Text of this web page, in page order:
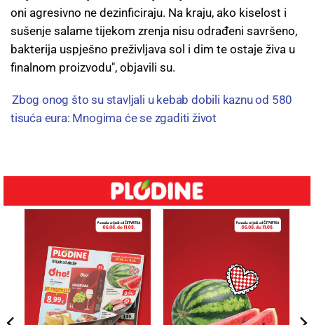
oni agresivno ne dezinficiraju. Na kraju, ako kiselost i
sušenje salame tijekom zrenja nisu odrađeni savršeno,
bakterija uspješno preživljava sol i dim te ostaje živa u
finalnom proizvodu", objavili su.
Zbog onog što su stavljali u kebab dobili kaznu od 580
tisuća eura: Mnogima će se zgaditi život